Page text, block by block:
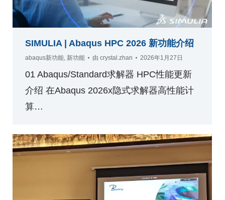
SIMULIA | Abaqus HPC 2026 新功能介绍
abaqus新功能 新功能 由 crystal.zhan 2026年1月27日
01 Abaqus/Standard求解器 HPC性能更新
介绍 在Abaqus 2026x隐式求解器高性能计
算…